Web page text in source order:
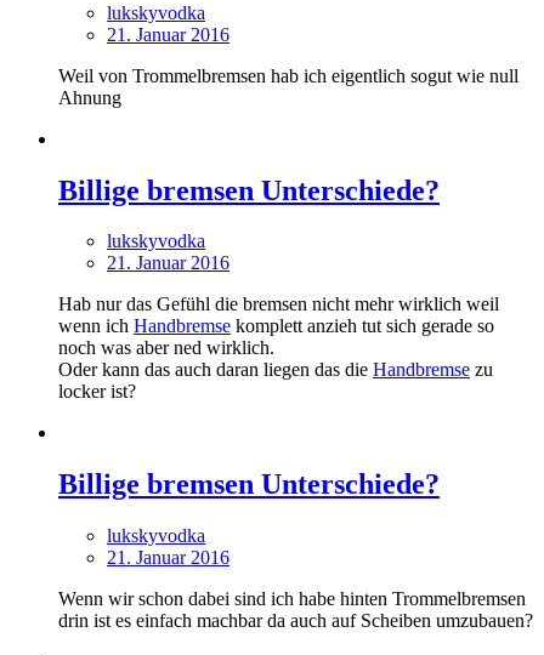
lukskyvodka
21. Januar 2016
Weil von Trommelbremsen hab ich eigentlich sogut wie null
Ahnung
Billige bremsen Unterschiede?
lukskyvodka
21. Januar 2016
Hab nur das Gefühl die bremsen nicht mehr wirklich weil
wenn ich Handbremse komplett anzieh tut sich gerade so
noch was aber ned wirklich.
Oder kann das auch daran liegen das die Handbremse zu
locker ist?
Billige bremsen Unterschiede?
lukskyvodka
21. Januar 2016
Wenn wir schon dabei sind ich habe hinten Trommelbremsen
drin ist es einfach machbar da auch auf Scheiben umzubauen?